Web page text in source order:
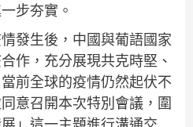
步夯實。
發生後，中國與葡語國家
作，充分展現共克時堅、
前全球的疫情仍然起伏不
意召開本次特別會議，圍